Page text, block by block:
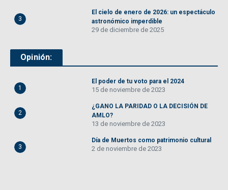
3
El cielo de enero de 2026: un espectáculo
astronómico imperdible
29 de diciembre de 2025
Opinión:
1
El poder de tu voto para el 2024
15 de noviembre de 2023
2
¿GANO LA PARIDAD O LA DECISIÓN DE
AMLO?
13 de noviembre de 2023
3
Día de Muertos como patrimonio cultural
2 de noviembre de 2023